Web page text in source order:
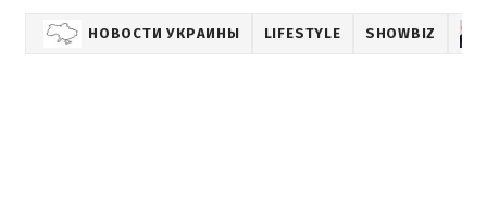
НОВОСТИ УКРАИНЫ LIFESTYLE SHOWBIZ